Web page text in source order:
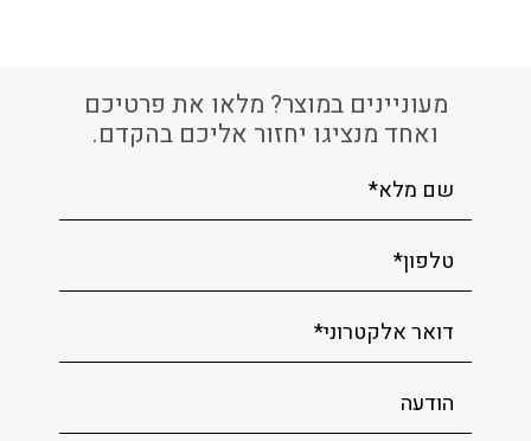
מעוניינים במוצר? מלאו את פרטיכם
ואחד מנציגו יחזור אליכם בהקדם.